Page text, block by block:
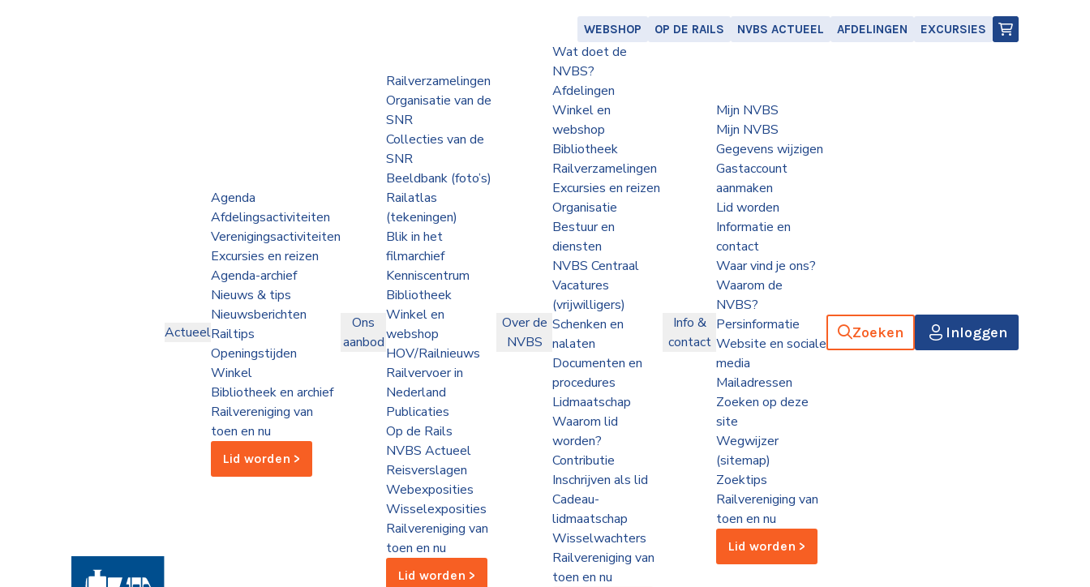
WEBSHOP OP DE RAILS NVBS ACTUEEL AFDELINGEN EXCURSIES
Actueel
Agenda
Afdelingsactiviteiten
Verenigingsactiviteiten
Excursies en reizen
Agenda-archief
Nieuws & tips
Nieuwsberichten
Railtips
Openingstijden
Winkel
Bibliotheek en archief
Railvereniging van
toen en nu
Lid worden >
Ons
aanbod
Railverzamelingen
Organisatie van de
SNR
Collecties van de
SNR
Beeldbank (foto’s)
Railatlas
(tekeningen)
Blik in het
filmarchief
Kenniscentrum
Bibliotheek
Winkel en
webshop
HOV/Railnieuws
Railvervoer in
Nederland
Publicaties
Op de Rails
NVBS Actueel
Reisverslagen
Webexposities
Wisselexposities
Railvereniging van
toen en nu
Lid worden >
Over de
NVBS
Wat doet de
NVBS?
Afdelingen
Winkel en
webshop
Bibliotheek
Railverzamelingen
Excursies en reizen
Organisatie
Bestuur en
diensten
NVBS Centraal
Vacatures
(vrijwilligers)
Schenken en
nalaten
Documenten en
procedures
Lidmaatschap
Waarom lid
worden?
Contributie
Inschrijven als lid
Cadeau-
lidmaatschap
Wisselwachters
Railvereniging van
toen en nu
Info &
contact
Mijn NVBS
Mijn NVBS
Gegevens wijzigen
Gastaccount
aanmaken
Lid worden
Informatie en
contact
Waar vind je ons?
Waarom de
NVBS?
Persinformatie
Website en sociale
media
Mailadressen
Zoeken op deze
site
Wegwijzer
(sitemap)
Zoektips
Railvereniging van
toen en nu
Lid worden >
Zoeken Inloggen